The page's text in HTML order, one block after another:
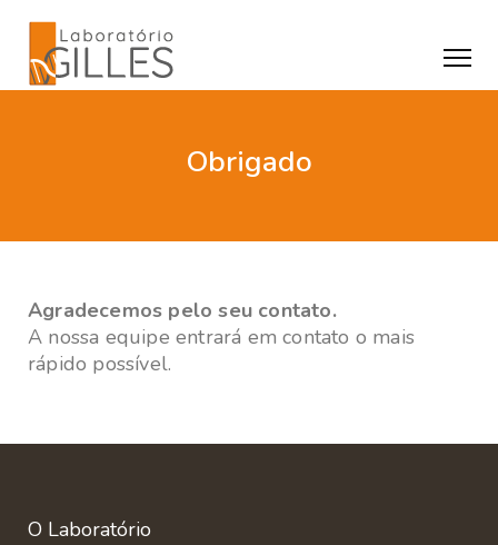
Obrigado
Agradecemos pelo seu contato.
A nossa equipe entrará em contato o mais
rápido possível.
O Laboratório